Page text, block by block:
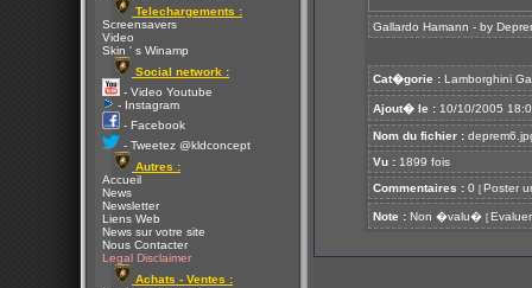
Telechargements :
Screensavers
Video
Skin ' s Winamp
Social network :
- Video Youtube
- Instagram
- Facebook
- Tweetez @kldconcept
Autres :
Accueil
News
Newsletter
Liens Web
News sur votre site
Nous Contacter
Legal Disclaimer
Achats - Ventes :
Gallardo Hamann - by
Cat�gorie : Lamborghini
Ajout� le : 10/10/2005
Nom du fichier :
Vu : 1899 fois
Commentaires : 0 [ Poster
Note : Non �valu� [ Evaluer